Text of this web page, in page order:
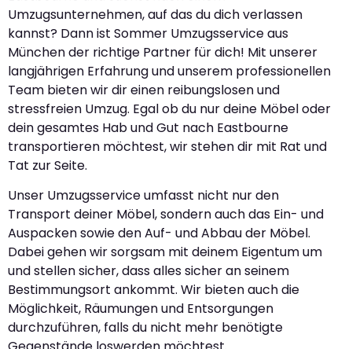
Umzugsunternehmen, auf das du dich verlassen
kannst? Dann ist Sommer Umzugsservice aus
München der richtige Partner für dich! Mit unserer
langjährigen Erfahrung und unserem professionellen
Team bieten wir dir einen reibungslosen und
stressfreien Umzug. Egal ob du nur deine Möbel oder
dein gesamtes Hab und Gut nach Eastbourne
transportieren möchtest, wir stehen dir mit Rat und
Tat zur Seite.
Unser Umzugsservice umfasst nicht nur den
Transport deiner Möbel, sondern auch das Ein- und
Auspacken sowie den Auf- und Abbau der Möbel.
Dabei gehen wir sorgsam mit deinem Eigentum um
und stellen sicher, dass alles sicher an seinem
Bestimmungsort ankommt. Wir bieten auch die
Möglichkeit, Räumungen und Entsorgungen
durchzuführen, falls du nicht mehr benötigte